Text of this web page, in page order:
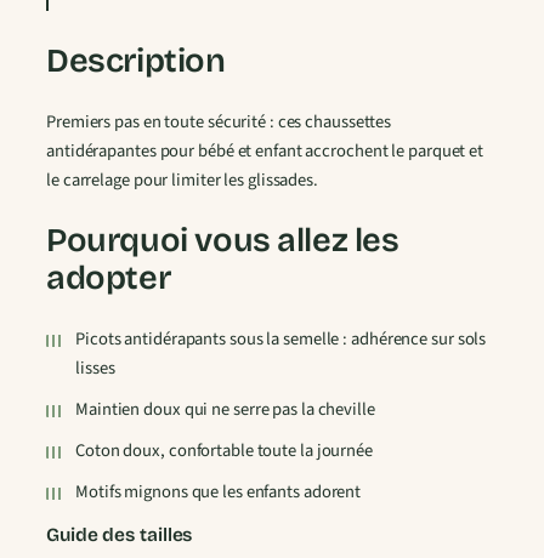
h
u
s
e
t
e
s
A
d
é
a
p
Description
Premiers pas en toute sécurité : ces chaussettes
antidérapantes pour bébé et enfant accrochent le parquet et
le carrelage pour limiter les glissades.
Pourquoi vous allez les
adopter
Picots antidérapants sous la semelle : adhérence sur sols
lisses
Maintien doux qui ne serre pas la cheville
Coton doux, confortable toute la journée
Motifs mignons que les enfants adorent
Guide des tailles